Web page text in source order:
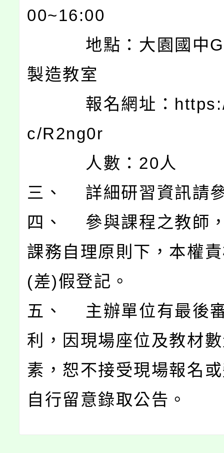
00~16:00
地點：大園國中G
製造教室
報名網址：
c/R2ng0r
人數：20人
三、 詳細研習資訊請
四、 參與課程之教師
課務自理原則下，本權
(差)假登記。
五、 主辦單位有最後
利，因現場座位及教材
素，恕不接受現場報名
自行留意錄取公告。